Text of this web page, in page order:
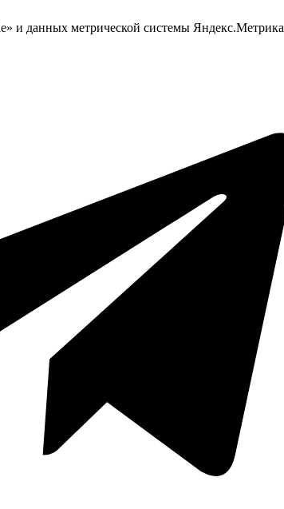
и данных метрической системы Яндекс.Метрика